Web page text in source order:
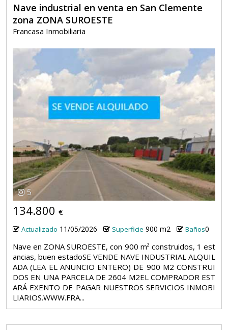
Nave industrial en venta en San Clemente
zona ZONA SUROESTE
Francasa Inmobiliaria
5
134.800 €
Actualizado 11/05/2026 Superficie 900 m2 Baños0
Nave en ZONA SUROESTE, con 900 m² construidos, 1 est
ancias, buen estadoSE VENDE NAVE INDUSTRIAL ALQUIL
ADA (LEA EL ANUNCIO ENTERO) DE 900 M2 CONSTRUI
DOS EN UNA PARCELA DE 2604 M2EL COMPRADOR EST
ARÁ EXENTO DE PAGAR NUESTROS SERVICIOS INMOBI
LIARIOS.WWW.FRA...